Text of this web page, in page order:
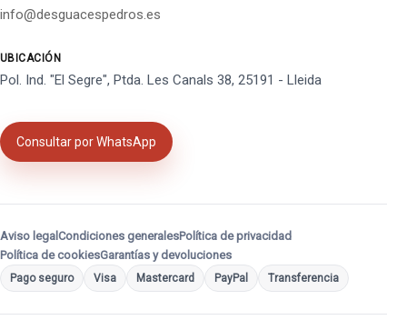
info@desguacespedros.es
UBICACIÓN
Pol. Ind. "El Segre", Ptda. Les Canals 38, 25191 - Lleida
Consultar por WhatsApp
Aviso legal Condiciones generalesPolítica de privacidad
Política de cookiesGarantías y devoluciones
Pago seguro Visa Mastercard PayPal Transferencia